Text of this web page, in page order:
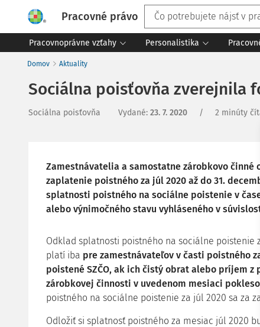
Pracovné právo
Pracovnoprávne vzťahy Personalistika
Domov Aktuality
Sociálna poisťovňa zverejnila
Sociálna poisťovňa Vydané: 23. 7. 2020 / 2 minúty
Zamestnávatelia a samostatne zárobkovo činné
zaplatenie poistného za júl 2020 až do 31.
splatnosti poistného na sociálne poistenie v
alebo výnimočného stavu vyhláseného v
Odklad splatnosti poistného na sociálne poistenie
platí iba pre zamestnávateľov v časti poistného
poistené SZČO, ak ich čistý obrat alebo príjem z
zárobkovej činnosti v uvedenom mesiaci poklesol
poistného na sociálne poistenie za júl 2020 sa za
Odložiť si splatnosť poistného za mesiac júl 2020